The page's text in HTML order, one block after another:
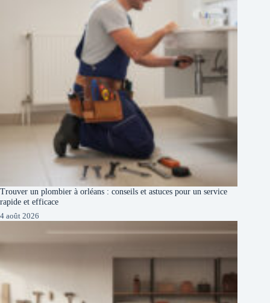
Trouver un plombier à orléans : conseils et astuces pour un service
rapide et efficace
4 août 2026